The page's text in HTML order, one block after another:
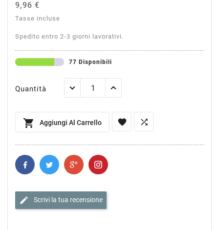
9,96 €
Tasse incluse
Spedito entro 2-3 giorni lavorativi.
77 Disponibili
Quantità
 Aggiungi Al Carrello  
edit Scrivi la tua recensione